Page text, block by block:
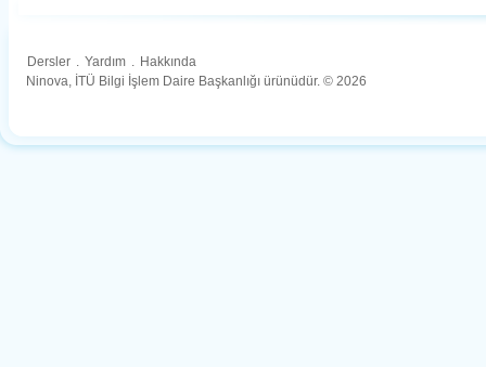
Dersler . Yardım . Hakkında
Ninova, İTÜ Bilgi İşlem Daire Başkanlığı ürünüdür. © 2026